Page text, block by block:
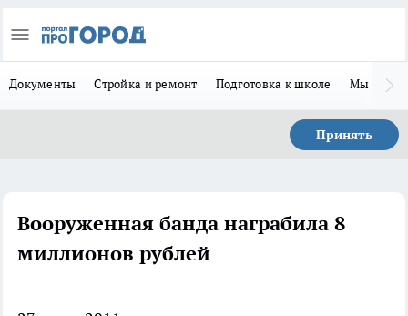
Документы Стройка и ремонт Подготовка к школе Мы в MAX
Принять
Вооруженная банда награбила 8
миллионов рублей